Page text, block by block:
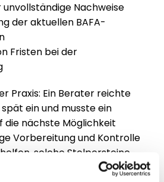
unvollständige Nachweise
der aktuellen BAFA-
Fristen bei der
Praxis: Ein Berater reichte
ein und musste ein
die nächste Möglichkeit
Vorbereitung und Kontrolle
solche Stolpersteine